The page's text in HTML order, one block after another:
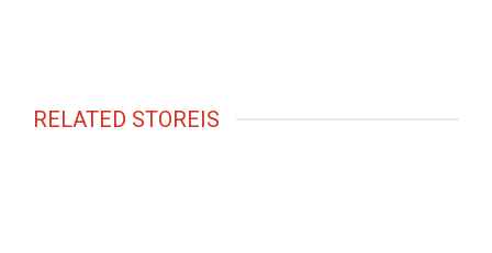
RELATED STOREIS